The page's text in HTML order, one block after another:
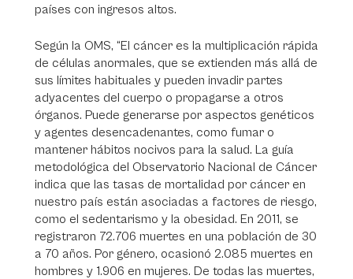
países con ingresos altos.
Según la OMS, “El cáncer es la multiplicación rápida
de células anormales, que se extienden más allá de
sus límites habituales y pueden invadir partes
adyacentes del cuerpo o propagarse a otros
órganos. Puede generarse por aspectos genéticos
y agentes desencadenantes, como fumar o
mantener hábitos nocivos para la salud. La guía
metodológica del Observatorio Nacional de Cáncer
indica que las tasas de mortalidad por cáncer en
nuestro país están asociadas a factores de riesgo,
como el sedentarismo y la obesidad. En 2011, se
registraron 72.706 muertes en una población de 30
a 70 años. Por género, ocasionó 2.085 muertes en
hombres y 1.906 en mujeres. De todas las muertes,